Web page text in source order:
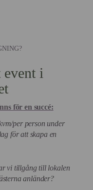
i
för en succé:
per person under
för att skapa en
vi tillgång till lokalen
anländer?